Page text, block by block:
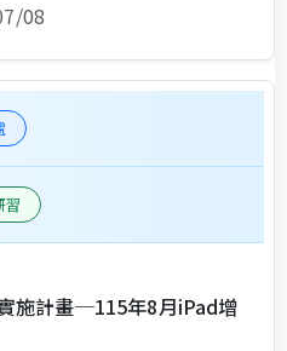
08
習
施計畫─115年8月iPad增